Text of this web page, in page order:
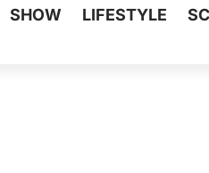
SHOW LIFESTYLE